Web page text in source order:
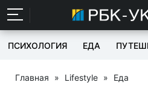
ПСИХОЛОГИЯ ЕДА
Главная » Lifestyle » Еда